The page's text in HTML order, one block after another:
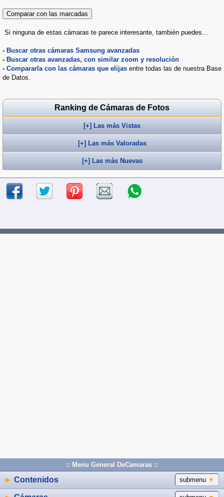
Si ninguna de estas cámaras te parece interesante, también puedes...
- Buscar otras cámaras Samsung avanzadas
- Buscar otras avanzadas, con similar zoom y resolución
- Compararla con las cámaras que elijas entre todas las de nuestra Base
de Datos.
Ranking de Cámaras de Fotos
[+] Las más Vistas
[+] Las más Valoradas
[+] Las más Nuevas
:: Menu General DeCamaras ::
submenu ▼
► Contenidos